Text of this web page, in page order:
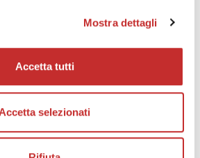
Mostra dettagli
Accetta tutti
Accetta selezionati
richiedi catalogo
prodotto